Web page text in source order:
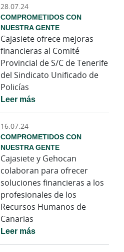
28.07.24
COMPROMETIDOS CON
NUESTRA GENTE
Cajasiete ofrece mejoras
financieras al Comité
Provincial de S/C de Tenerife
del Sindicato Unificado de
Policías
Leer más
16.07.24
COMPROMETIDOS CON
NUESTRA GENTE
Cajasiete y Gehocan
colaboran para ofrecer
soluciones financieras a los
profesionales de los
Recursos Humanos de
Canarias
Leer más